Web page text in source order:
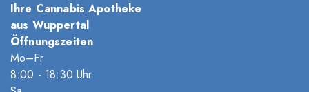
Ihre Cannabis Apotheke
aus Wuppertal
Öffnungszeiten
Mo–Fr
8:00 - 18:30 Uhr